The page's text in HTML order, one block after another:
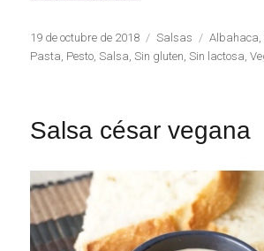
Publicado
el
19 de octubre de 2018 Categorías
Salsas Etiquetas
Albahaca
Pasta Pesto ,Salsa ,Sin gluten ,Sin lactosa ,
Salsa césar vegana